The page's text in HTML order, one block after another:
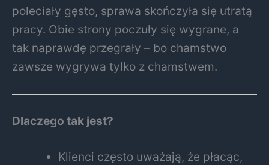
poleciały gęsto, sprawa skończyła się utratą
pracy. Obie strony poczuły się wygrane, a
tak naprawdę przegrały – bo chamstwo
zawsze wygrywa tylko z chamstwem.
Dlaczego tak jest?
Klienci często uważają, że płacąc,